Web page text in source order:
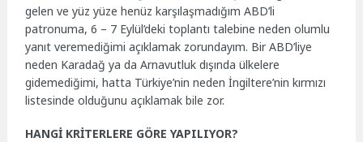
gelen ve yüz yüze henüz karşılaşmadığım ABD’li
patronuma, 6 – 7 Eylül’deki toplantı talebine neden olumlu
yanıt veremediğimi açıklamak zorundayım. Bir ABD’liye
neden Karadağ ya da Arnavutluk dışında ülkelere
gidemediğimi, hatta Türkiye’nin neden İngiltere’nin kırmızı
listesinde olduğunu açıklamak bile zor.
HANGİ KRİTERLERE GÖRE YAPILIYOR?